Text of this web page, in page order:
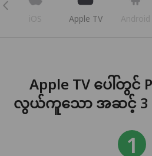
iOS Apple TV Android
Apple TV ပေါ်တွင်
လွယ်ကူသော အဆင့် 3